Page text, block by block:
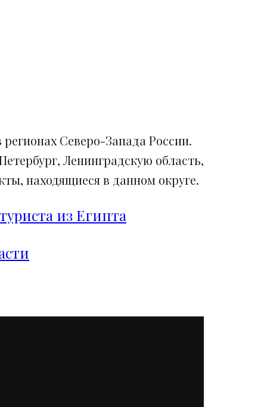
Северо-Запада России.
Ленинградскую область,
находящиеся в данном округе.
из Египта